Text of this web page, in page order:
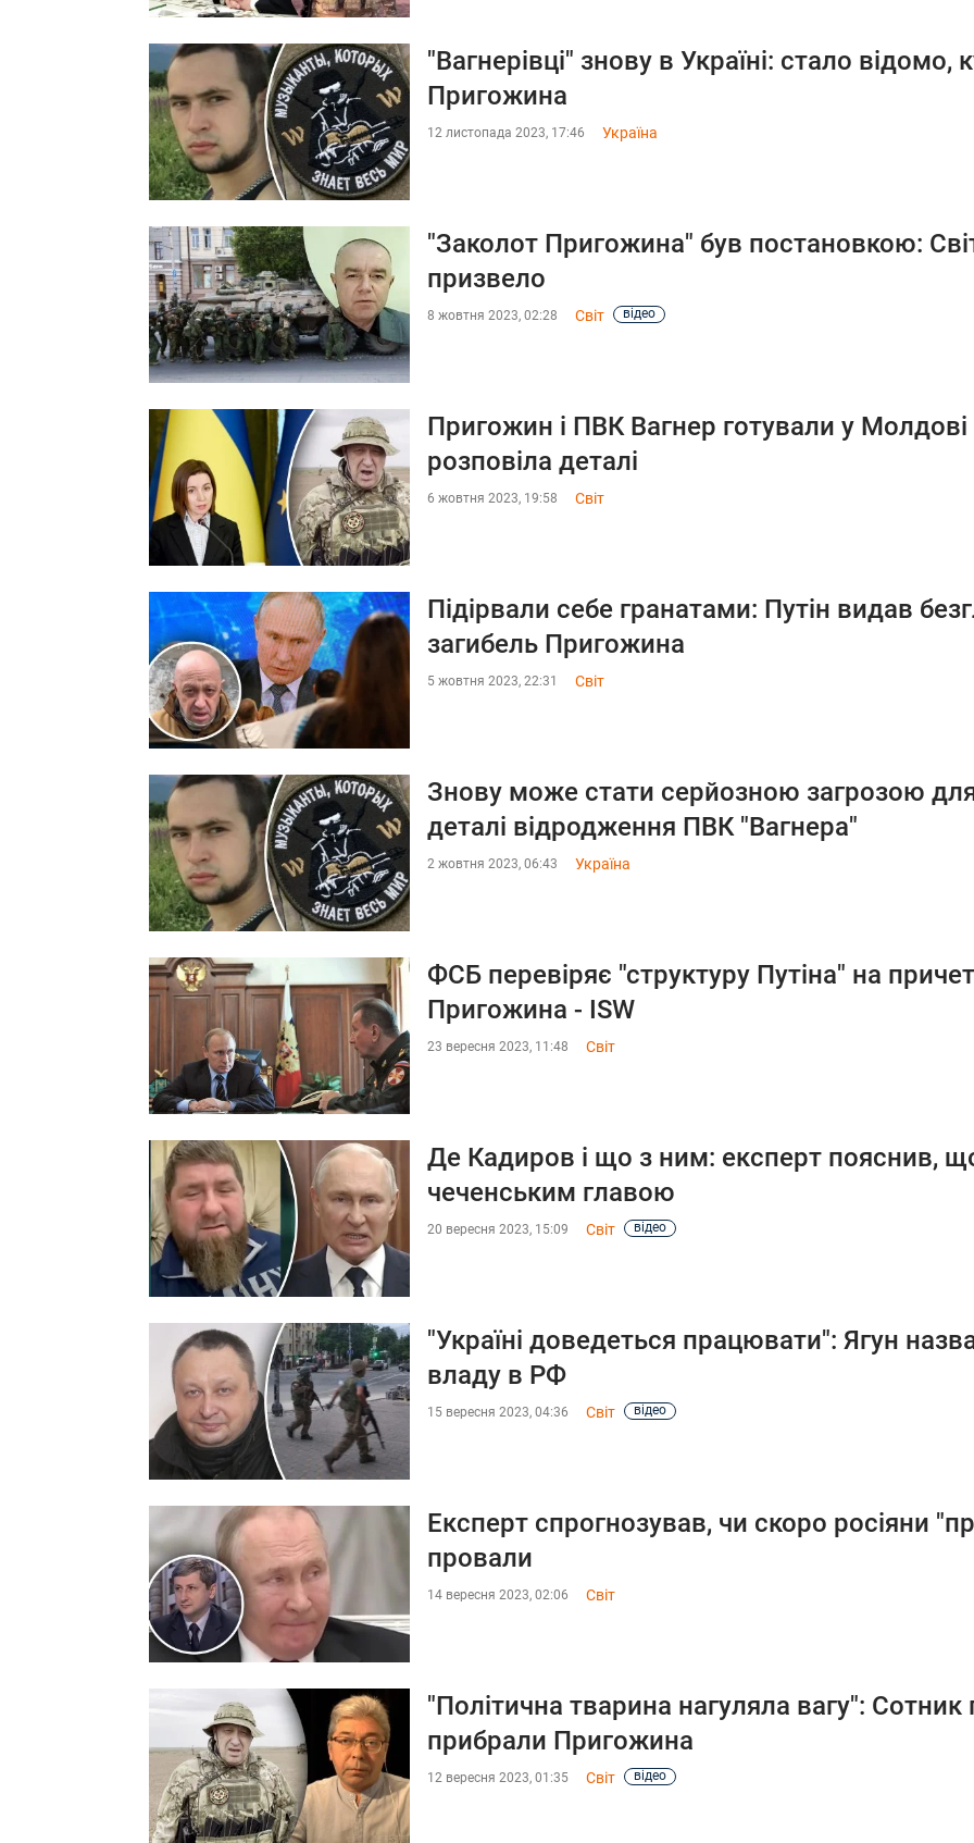
"Вагнерівці" знову в Україні: стало
Пригожина
12 листопада 2023, 17:46 Україна
"Заколот Пригожина" був постановкою:
призвело
8 жовтня 2023, 02:28 Світ відео
Пригожин і ПВК Вагнер готували у
розповіла деталі
6 жовтня 2023, 19:58 Світ
Підірвали себе гранатами: Путін видав
загибель Пригожина
5 жовтня 2023, 22:31 Світ
Знову може стати серйозною загрозою
деталі відродження ПВК "Вагнера"
2 жовтня 2023, 06:43 Україна
ФСБ перевіряє "структуру Путіна" на
Пригожина - ISW
23 вересня 2023, 11:48 Світ
Де Кадиров і що з ним: експерт пояснив,
чеченським главою
20 вересня 2023, 15:09 Світ відео
"Україні доведеться працювати": Ягун
владу в РФ
15 вересня 2023, 04:36 Світ відео
Експерт спрогнозував, чи скоро росіяни
провали
14 вересня 2023, 02:06 Світ
"Політична тварина нагуляла вагу":
прибрали Пригожина
12 вересня 2023, 01:35 Світ відео